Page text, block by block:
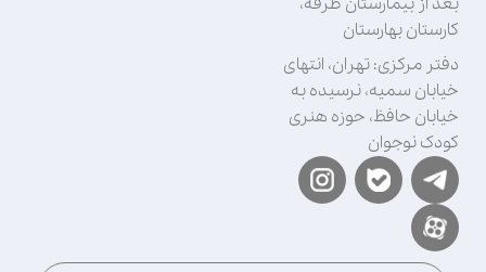
کارستان بهارستان
دفتر مرکزی: تهران، انتهای
خیابان سمیه، نرسیده به
خیابان حافظ، حوزه هنری
کودک نوجوان